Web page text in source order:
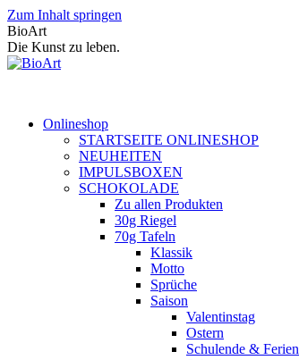
Zum Inhalt springen
BioArt
Die Kunst zu leben.
Onlineshop
STARTSEITE ONLINESHOP
NEUHEITEN
IMPULSBOXEN
SCHOKOLADE
Zu allen Produkten
30g Riegel
70g Tafeln
Klassik
Motto
Sprüche
Saison
Valentinstag
Ostern
Schulende & Ferien